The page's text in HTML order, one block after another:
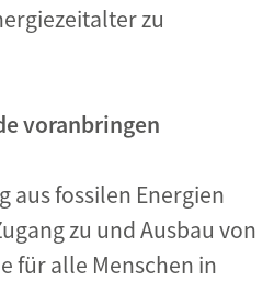
zu
voranbringen
aus fossilen Energien
zu und Ausbau von
für alle Menschen in